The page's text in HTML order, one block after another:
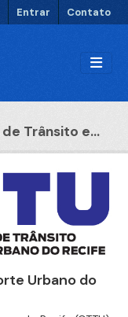
Entrar Contato
Trânsito e...
Urbano do